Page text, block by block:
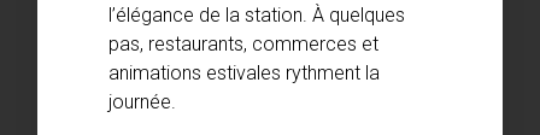
l’élégance de la station. À quelques
pas, restaurants, commerces et
animations estivales rythment la
journée.